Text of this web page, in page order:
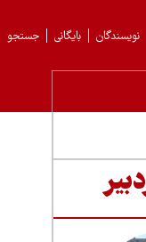
جستجو بایگانی نویسندگان